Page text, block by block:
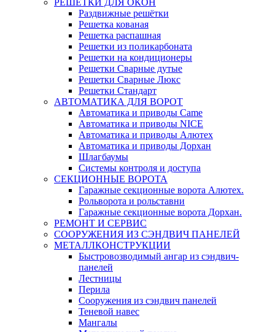
РЕШЕТКИ ДЛЯ ОКОН
Раздвижные решётки
Решетка кованая
Решетка распашная
Решетки из поликарбоната
Решетки на кондиционеры
Решетки Сварные дутые
Решетки Сварные Люкс
Решетки Стандарт
АВТОМАТИКА ДЛЯ ВОРОТ
Автоматика и приводы Came
Автоматика и приводы NICE
Автоматика и приводы Алютех
Автоматика и приводы Дорхан
Шлагбаумы
Системы контроля и доступа
СЕКЦИОННЫЕ ВОРОТА
Гаражные секционные ворота Алютех.
Рольворота и рольставни
Гаражные секционные ворота Дорхан.
РЕМОНТ И СЕРВИС
СООРУЖЕНИЯ ИЗ СЭНДВИЧ ПАНЕЛЕЙ
МЕТАЛЛКОНСТРУКЦИИ
Быстровозводимый ангар из сэндвич-
панелей
Лестницы
Перила
Сооружения из сэндвич панелей
Теневой навес
Мангалы